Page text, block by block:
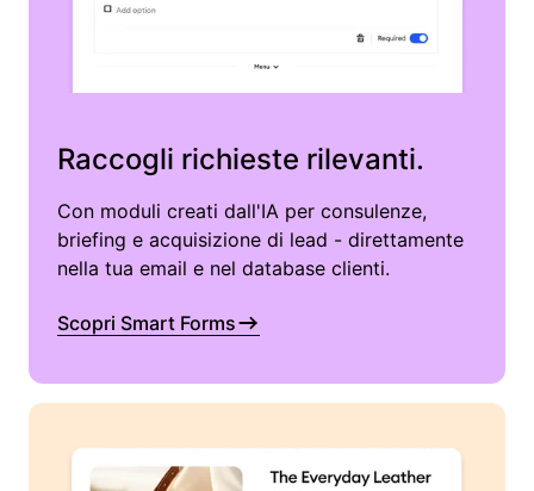
Raccogli richieste rilevanti.
Con moduli creati dall'IA per consulenze,
briefing e acquisizione di lead - direttamente
nella tua email e nel database clienti.
Scopri Smart Forms